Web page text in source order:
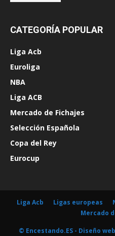
CATEGORÍA POPULAR
Liga Acb
Euroliga
NBA
Liga ACB
Mercado de Fichajes
Selección Española
Copa del Rey
Eurocup
Liga Acb Ligas europeas
Mercado
© Encestando.ES - Diseño